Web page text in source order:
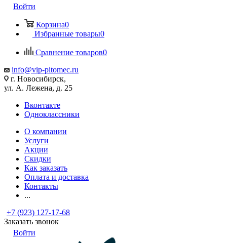
Войти
Корзина0
Избранные товары0
Сравнение товаров0
info@vip-pitomec.ru
г. Новосибирск,
ул. А. Лежена, д. 25
Вконтакте
Одноклассники
О компании
Услуги
Акции
Скидки
Как заказать
Оплата и доставка
Контакты
...
+7 (923) 127-17-68
Заказать звонок
Войти